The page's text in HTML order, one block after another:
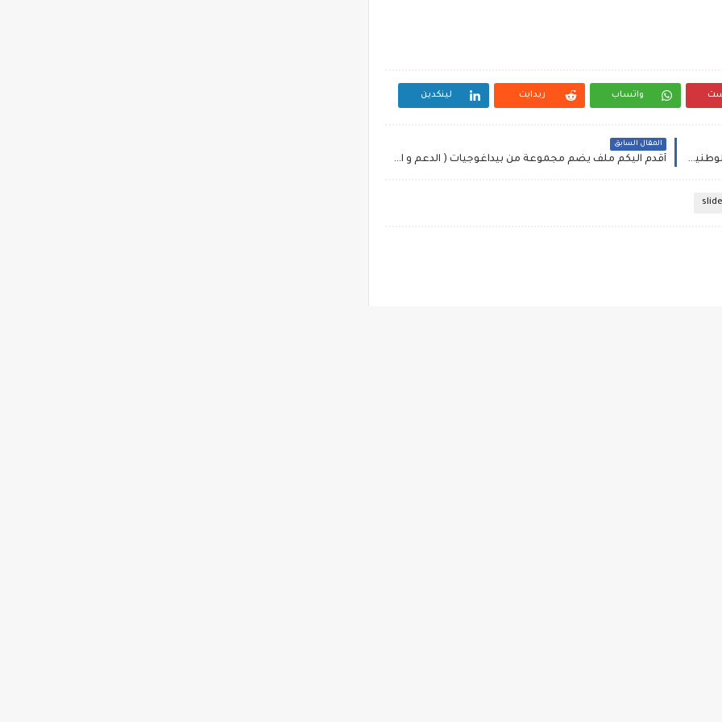
واتساب ريدايت لينكدين
الهيكلة الجديدة للمديريات الإقليمية لوزارة التربية الوطنية والتكوين المهني قطاع التربية الوطنية.
المقال السابق
أقدم اليكم ملف يضم مجموعة من بيداغوجيات ( الدعم و الخطأ و المشروع و الفارقية و الوضعية المسألة ...)
slide